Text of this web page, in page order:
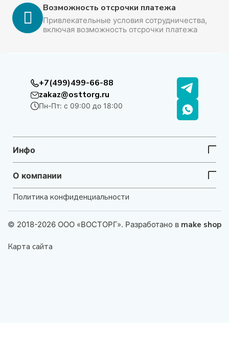
Возможность отсрочки платежа
Привлекательные условия сотрудничества,
включая возможность отсрочки платежа
+7(499)499-66-88
zakaz@osttorg.ru
Пн-Пт: с 09:00 до 18:00
Инфо
О компании
Политика конфиденциальности
© 2018-2026 ООО «ВОСТОРГ». Разработано в make shop
Карта сайта